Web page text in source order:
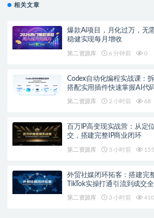
相关文章
爆款Ai项目，月化过万，无
稳健实现每月增收
第二资源库 6 分钟前 0
Codex自动化编程实战课：
搭配实用插件快速掌握AI代
第二资源库 2 小时前 68
百万IP高变现实战营：从定
交，搭建完整IP商业闭环
第二资源库 3 小时前 155
外贸社媒闭环拓客：搭建完
TikTok实操打通引流到成交
第二资源库 3 小时前 410